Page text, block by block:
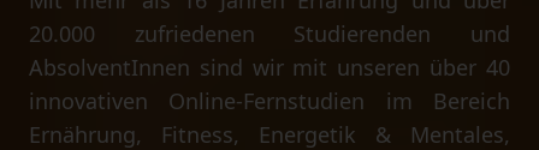
20.000 zufriedenen Studierenden und
AbsolventInnen sind wir mit unseren über 40
innovativen Online-Fernstudien im Bereich
Ernährung, Fitness, Energetik & Mentales,